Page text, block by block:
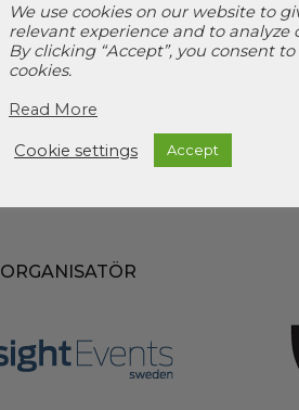
ORGANISATÖR
We use cookies on our website to
relevant experience and to analyze
By clicking “Accept”, you consent
cookies.
Read More
Cookie settings Accept